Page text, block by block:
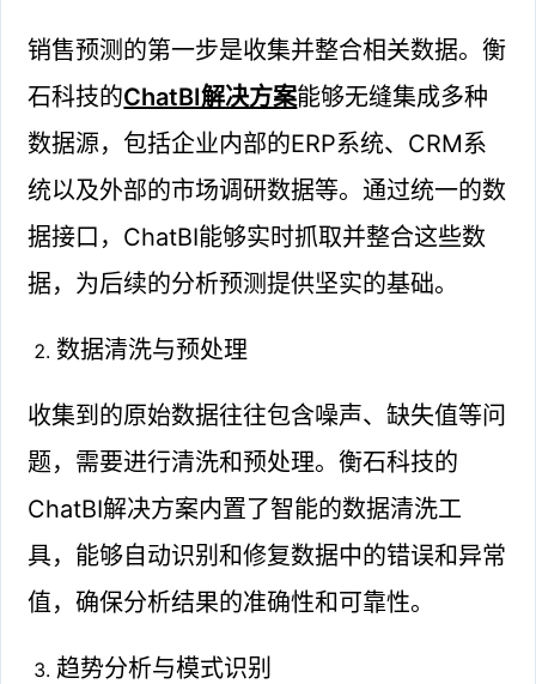
销售预测的第一步是收集并整合相关数据。衡
石科技的ChatBI解决方案能够无缝集成多种
数据源，包括企业内部的ERP系统、CRM系
统以及外部的市场调研数据等。通过统一的数
据接口，ChatBI能够实时抓取并整合这些数
据，为后续的分析预测提供坚实的基础。
数据清洗与预处理
收集到的原始数据往往包含噪声、缺失值等问
题，需要进行清洗和预处理。衡石科技的
ChatBI解决方案内置了智能的数据清洗工
具，能够自动识别和修复数据中的错误和异常
值，确保分析结果的准确性和可靠性。
趋势分析与模式识别